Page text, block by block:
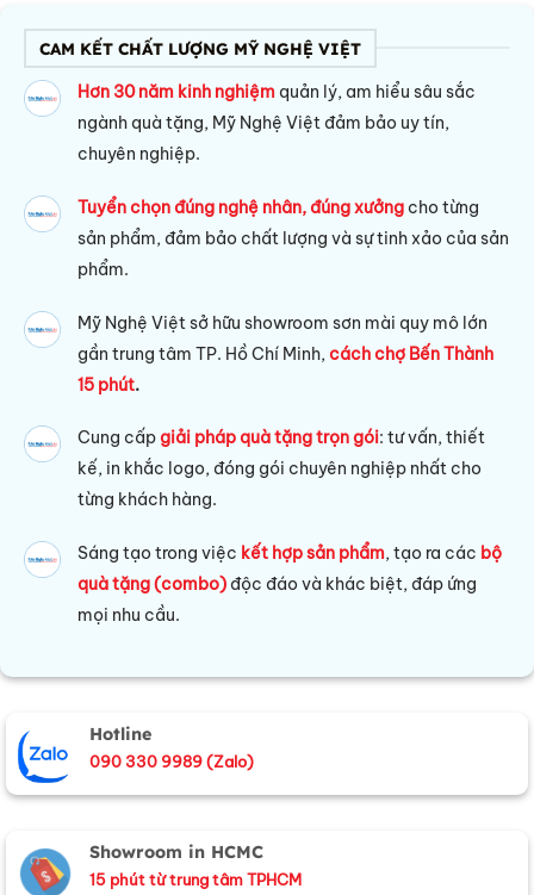
CAM KẾT CHẤT LƯỢNG MỸ NGHỆ VIỆT
Hơn 30 năm kinh nghiệm quản lý, am hiểu sâu sắc
ngành quà tặng, Mỹ Nghệ Việt đảm bảo uy tín,
chuyên nghiệp.
Tuyển chọn đúng nghệ nhân, đúng xưởng cho từng
sản phẩm, đảm bảo chất lượng và sự tinh xảo của sản
phẩm.
Mỹ Nghệ Việt sở hữu showroom sơn mài quy mô lớn
gần trung tâm TP. Hồ Chí Minh,cách chợ Bến Thành
15 phút.
Cung cấpgiải pháp quà tặng trọn gói: tư vấn, thiết
kế, in khắc logo, đóng gói chuyên nghiệp nhất cho
từng khách hàng.
Sáng tạo trong việc kết hợp sản phẩm, tạo ra các bộ
quà tặng (combo) độc đáo và khác biệt, đáp ứng
mọi nhu cầu.
Hotline
090 330 9989 (Zalo)
Showroom in HCMC
15 phút từ trung tâm TPHCM